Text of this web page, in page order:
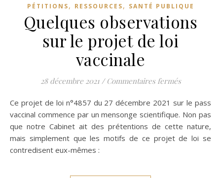
PÉTITIONS, RESSOURCES, SANTÉ PUBLIQUE
Quelques observations
sur le projet de loi
vaccinale
28 décembre 2021 / Commentaires ferméssur
Ce projet de loi n°4857 du 27 décembre 2021 sur le pass
vaccinal commence par un mensonge scientifique. Non pas
que notre Cabinet ait des prétentions de cette nature,
mais simplement que les motifs de ce projet de loi se
contredisent eux-mêmes :